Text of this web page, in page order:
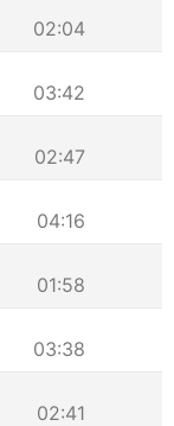
02:04
03:42
02:47
04:16
01:58
03:38
02:41